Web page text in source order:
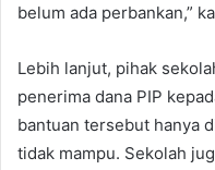
belum ada perbankan,”
Lebih lanjut, pihak
penerima dana PIP
bantuan tersebut hanya
tidak mampu. Sekolah